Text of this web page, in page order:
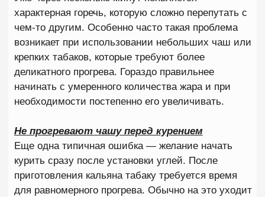
*Facebook, Instagram принадлежат Meta, признанной в
России экстримисткой организацией.
ВК *Instagram
Политика конфиденциальности
Согласие на обработку данных
Согласие на рекламную рассылку
разрешено с
питомцами
вайфай